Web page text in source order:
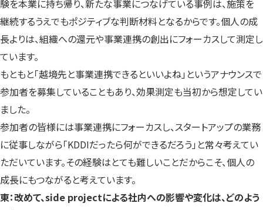
験を本業に持ち帰り、新たな事業につなげている事例は、施策を
継続するうえでもポジティブな判断材料となるからです。個人の成
長よりは、組織への還元や事業連携の創出にフォーカスして測定し
ています。
もともと「越境先と事業連携できるといいよね」というアナウンスで
参加者を募集していることもあり、効果測定も当初から想定してい
ました。
参加者の皆様には事業連携にフォーカスし、スタートアップの業務
に従事しながら「KDDIだったら何ができるだろう」と常々考えてい
ただいています。その経験はとても難しいことだからこそ、個人の
成長にもつながると考えています。
東：改めて、side projectによる社内への影響や変化は、どのよう